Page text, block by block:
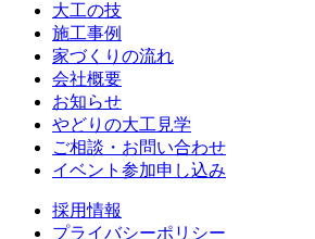
大工の技
施工事例
家づくりの流れ
会社概要
お知らせ
やどりの大工見学
ご相談・お問い合わせ
イベント参加申し込み
採用情報
プライバシーポリシー